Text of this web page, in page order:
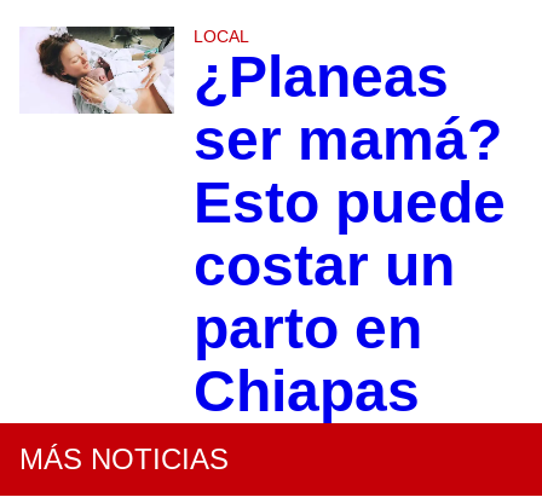
LOCAL
¿Planeas
ser mamá?
Esto puede
costar un
parto en
Chiapas
MÁS NOTICIAS